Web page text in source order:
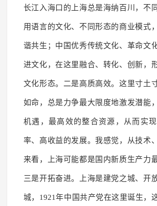
长江入海口的上海总是海纳百川，不
用语言的文化、不同形态的商业模式
谐共生；中国优秀传统文化、革命文
进文化，在这里融合、转化、创新，
文化形态。二是高质高效。这里寸土
如命，总是力争最大限度地激发潜能
机遇，最高效的整合资源，从而实
率、高收益的发展。我感觉，从技术
来看，上海可能都是国内新质生产力
三是开拓奋进。上海是建党之城、开
城，1921年中国共产党在这里诞生，